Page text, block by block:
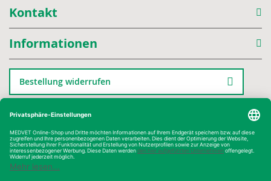
Kontakt
Informationen
Bestellung widerrufen
Kategorien